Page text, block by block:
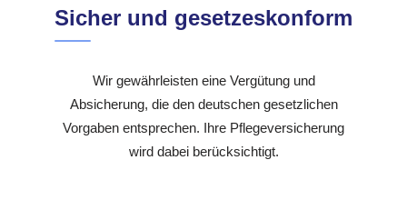
Sicher und gesetzeskonform
Wir gewährleisten eine Vergütung und
Absicherung, die den deutschen gesetzlichen
Vorgaben entsprechen. Ihre Pflegeversicherung
wird dabei berücksichtigt.